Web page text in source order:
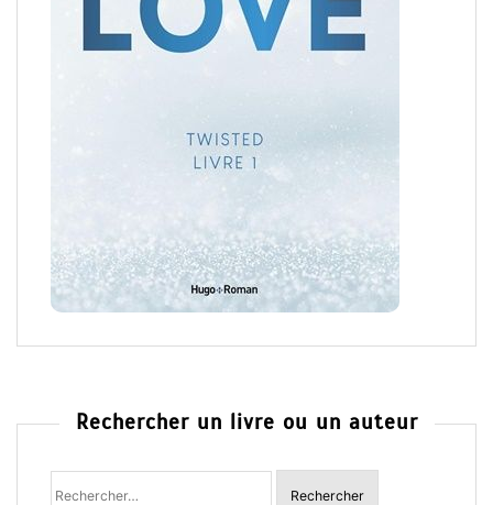
Rechercher un livre ou un auteur
Rechercher